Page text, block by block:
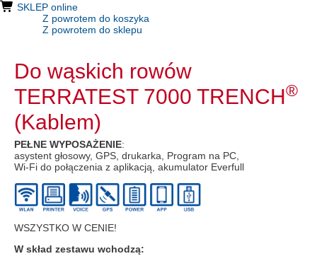
SKLEP online
Z powrotem do koszyka
Z powrotem do sklepu
Do wąskich rowów
TERRATEST 7000 TRENCH®
(Kablem)
PEŁNE WYPOSAŻENIE:
asystent głosowy, GPS, drukarka, Program na PC,
Wi-Fi do połączenia z aplikacją, akumulator Everfull
WSZYSTKO W CENIE!
W skład zestawu wchodzą: